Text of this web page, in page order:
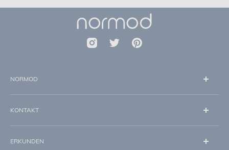
NORMOD
Über uns
Impressum
Datenschutz
AGB
KONTAKT
info@normod.de
ERKUNDEN